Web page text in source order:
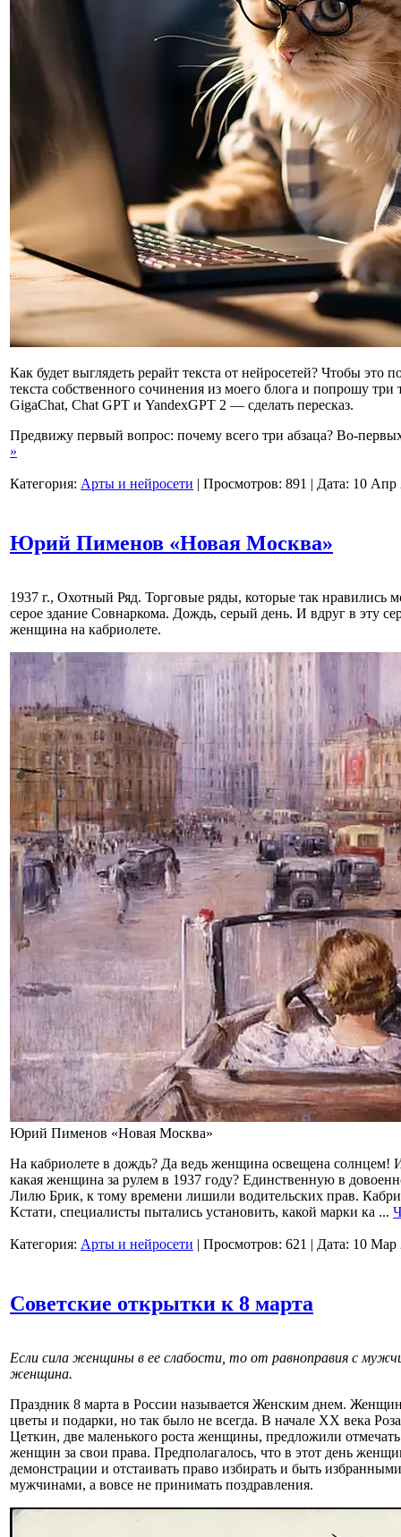
Как будет выглядеть рерайт текста от нейросетей? Чтобы это
текста собственного сочинения из моего блога и попрошу
GigaChat, Chat GPT и YandexGPT 2 — сделать пересказ.
Предвижу первый вопрос: почему всего три абзаца? Во-
»
Категория: Арты и нейросети | Просмотров: 891 | Дата: 10 Апр
Юрий Пименов «Новая Москва»
1937 г., Охотный Ряд. Торговые ряды, которые так нравились
серое здание Совнаркома. Дождь, серый день. И вдруг в эту
женщина на кабриолете.
Юрий Пименов «Новая Москва»
На кабриолете в дождь? Да ведь женщина освещена солнцем!
какая женщина за рулем в 1937 году? Единственную в
Лилю Брик, к тому времени лишили водительских прав.
Кстати, специалисты пытались установить, какой марки ка ...
Категория: Арты и нейросети | Просмотров: 621 | Дата: 10 Мар
Советские открытки к 8 марта
Если сила женщины в ее слабости, то от равноправия с
женщина.
Праздник 8 марта в России называется Женским днем.
цветы и подарки, но так было не всегда. В начале XX века
Цеткин, две маленького роста женщины, предложили отмечать
женщин за свои права. Предполагалось, что в этот день
демонстрации и отстаивать право избирать и быть
мужчинами, а вовсе не принимать поздравления.